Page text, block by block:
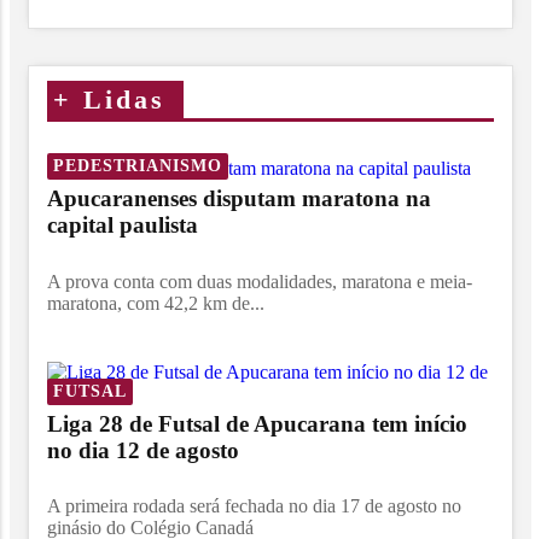
+ Lidas
PEDESTRIANISMO
Apucaranenses disputam maratona na
capital paulista
A prova conta com duas modalidades, maratona e meia-
maratona, com 42,2 km de...
FUTSAL
Liga 28 de Futsal de Apucarana tem início
no dia 12 de agosto
A primeira rodada será fechada no dia 17 de agosto no
ginásio do Colégio Canadá